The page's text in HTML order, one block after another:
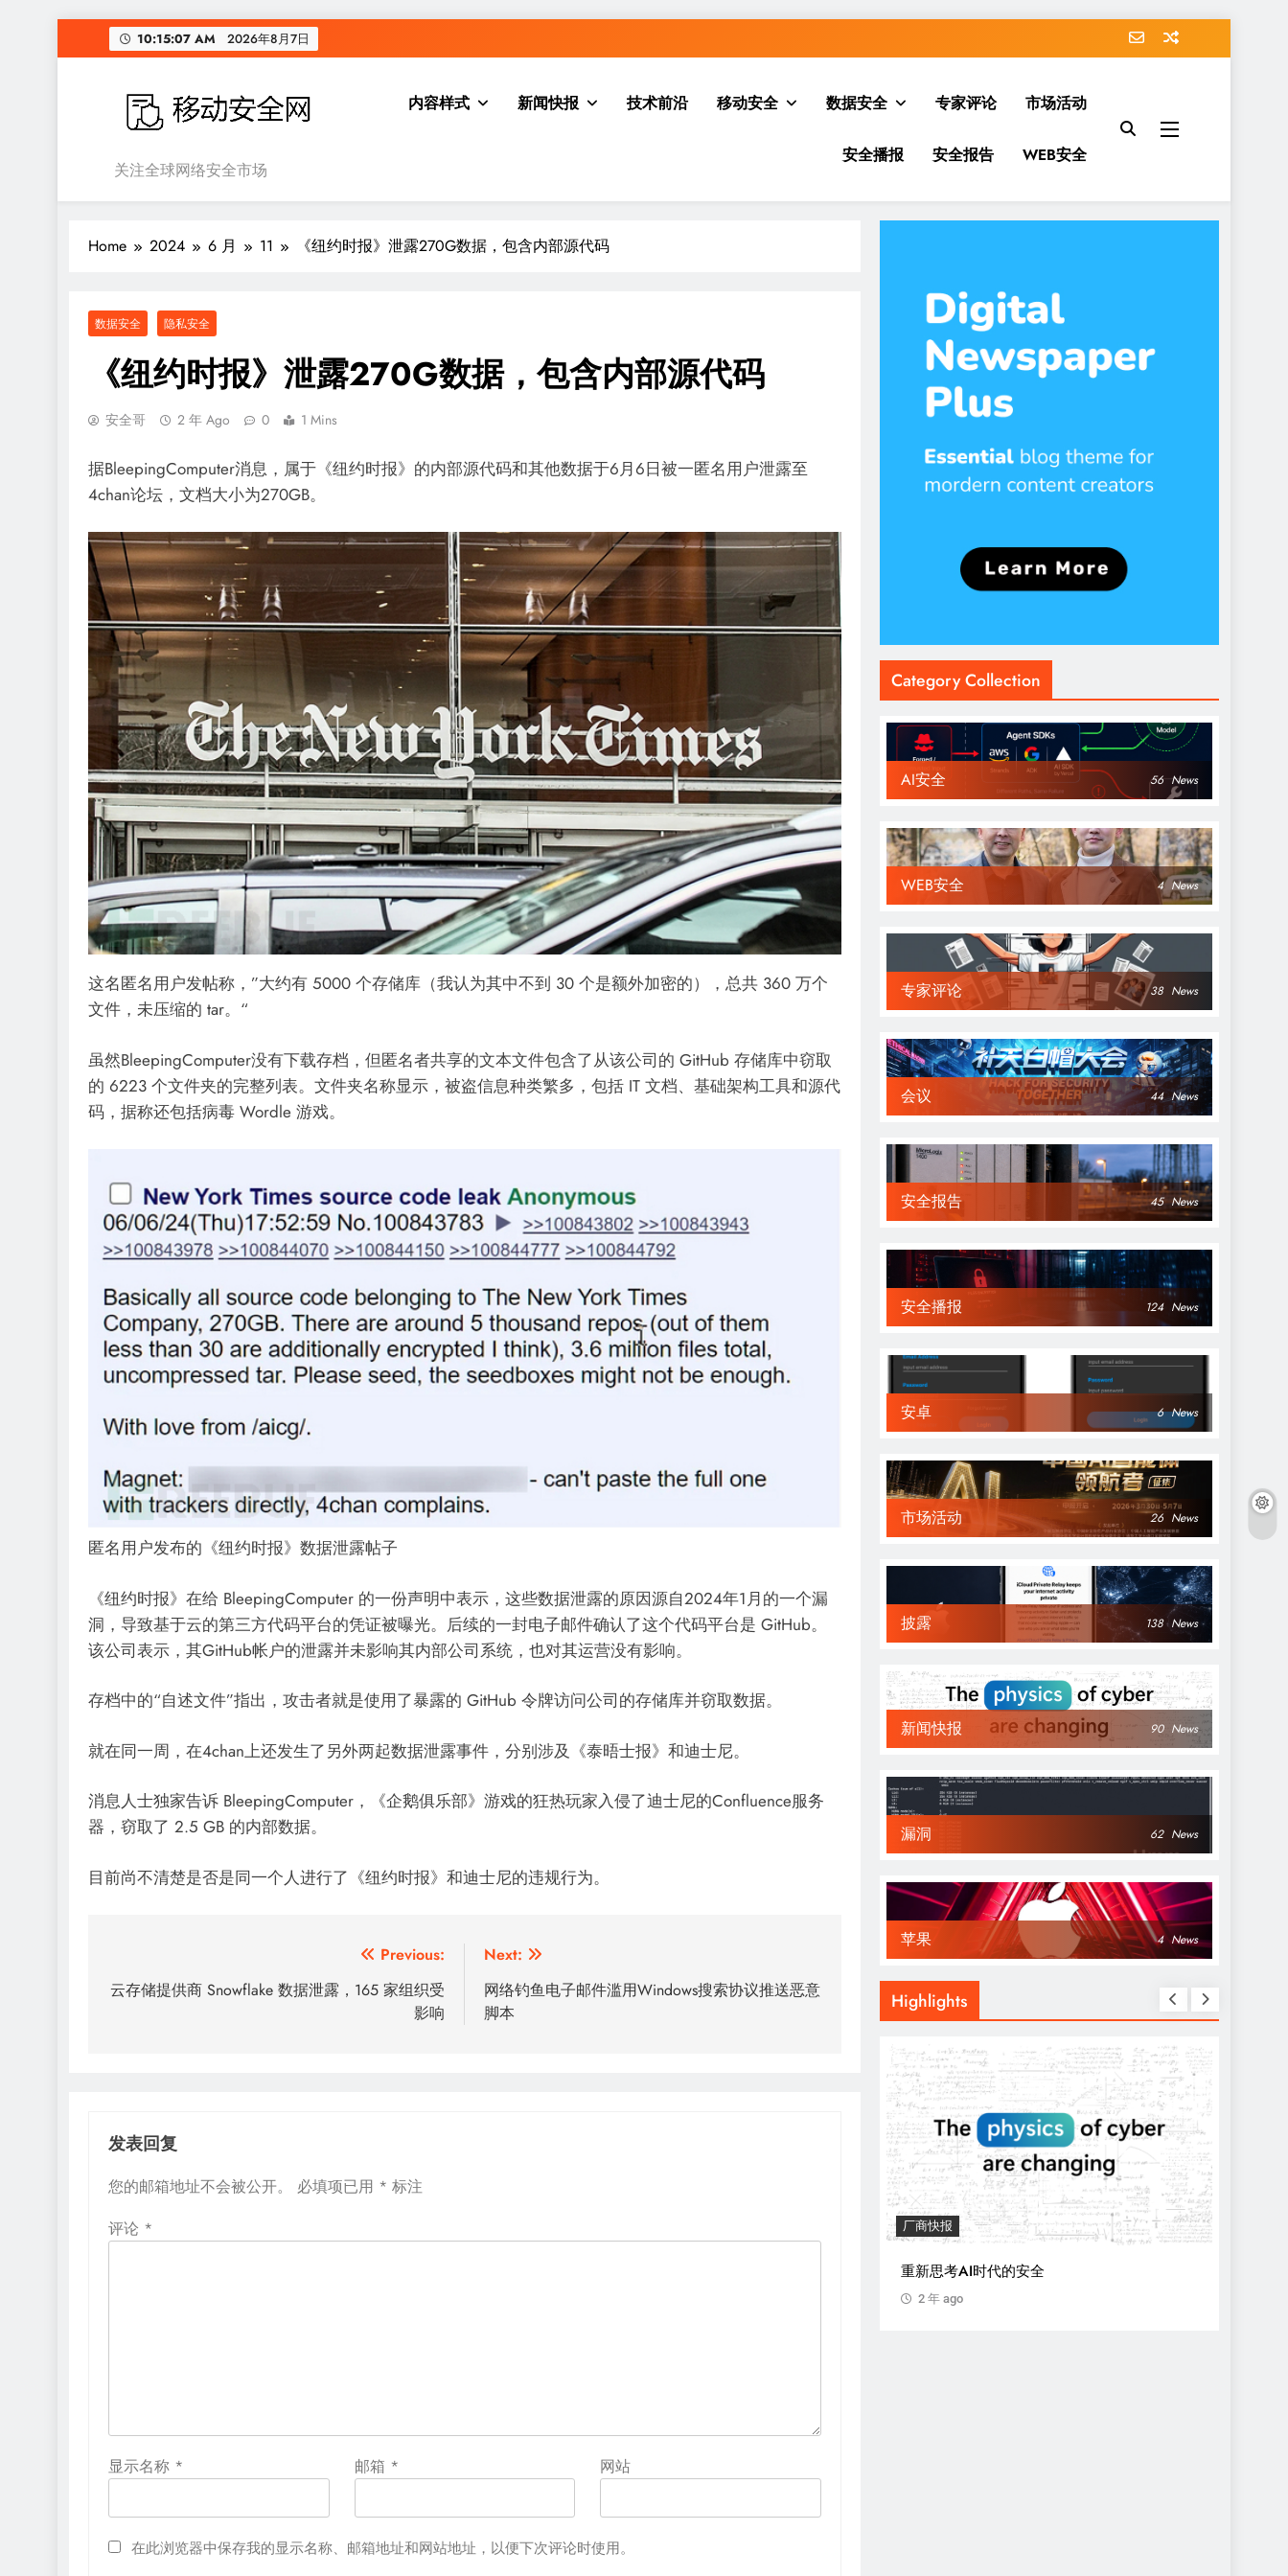
to
10:15:08 AM 2026年8月7日
移动安全网
关注全球网络安全市场
内容样式 新闻快报 技术前沿 移动安全 数据安全 专家评论 市场活动
安全播报 安全报告 WEB安全
Home 2024 6 月 11 《纽约时报》泄露270G数据，包含内部源代码
数据安全 隐私安全
《纽约时报》泄露270G数据，包含内部源代码
安全哥 2 年 Ago 0 1 Mins
据BleepingComputer消息，属于《纽约时报》的内部源代码和其他数据于6月6日被一匿名用户泄露至
4chan论坛，文档大小为270GB。
这名匿名用户发帖称，”大约有 5000 个存储库（我认为其中不到 30 个是额外加密的），总共 360 万个
文件，未压缩的 tar。“
虽然BleepingComputer没有下载存档，但匿名者共享的文本文件包含了从该公司的 GitHub 存储库中窃取
的 6223 个文件夹的完整列表。文件夹名称显示，被盗信息种类繁多，包括 IT 文档、基础架构工具和源代
码，据称还包括病毒 Wordle 游戏。
匿名用户发布的《纽约时报》数据泄露帖子
《纽约时报》在给 BleepingComputer 的一份声明中表示，这些数据泄露的原因源自2024年1月的一个漏
洞，导致基于云的第三方代码平台的凭证被曝光。后续的一封电子邮件确认了这个代码平台是 GitHub。
该公司表示，其GitHub帐户的泄露并未影响其内部公司系统，也对其运营没有影响。
存档中的“自述文件”指出，攻击者就是使用了暴露的 GitHub 令牌访问公司的存储库并窃取数据。
就在同一周，在4chan上还发生了另外两起数据泄露事件，分别涉及《泰晤士报》和迪士尼。
消息人士独家告诉 BleepingComputer，《企鹅俱乐部》游戏的狂热玩家入侵了迪士尼的Confluence服务
器，窃取了 2.5 GB 的内部数据。
目前尚不清楚是否是同一个人进行了《纽约时报》和迪士尼的违规行为。
章
Previous:
云存储提供商 Snowflake 数据泄露，165 家组织受
影响
Next:
网络钓鱼电子邮件滥用Windows搜索协议推送恶意
脚本
发表回复
您的邮箱地址不会被公开。 必填项已用 * 标注
评论 *
显示名称 * 邮箱 * 网站
在此浏览器中保存我的显示名称、邮箱地址和网站地址，以便下次评论时使用。
Category Collection
AI安全 56 News
WEB安全 4 News
专家评论 38 News
会议 44 News
安全报告 45 News
安全播报 124 News
安卓 6 News
市场活动 26 News
披露 138 News
新闻快报 90 News
漏洞 62 News
苹果 4 News
Highlights
披露
Apple iCloud Private Relay 可通过 WebKit